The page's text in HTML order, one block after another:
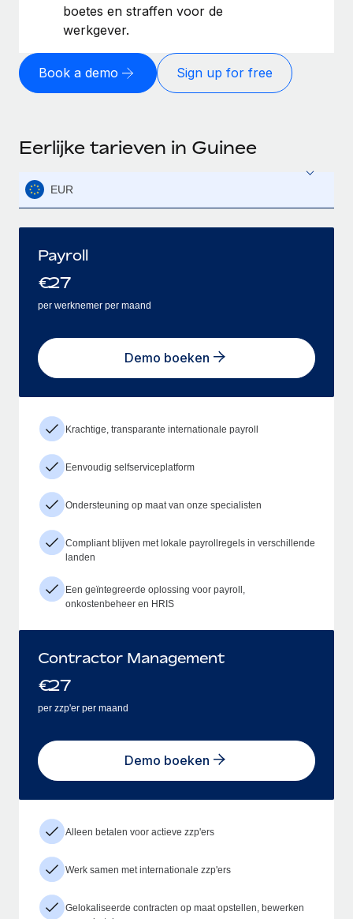
boetes en straffen voor de
werkgever.
Book a demo Sign up for free
Eerlijke tarieven in Guinee
EUR
Payroll
€27
per werknemer per maand
Demo boeken
Krachtige, transparante internationale payroll
Eenvoudig selfserviceplatform
Ondersteuning op maat van onze specialisten
Compliant blijven met lokale payrollregels in verschillende
landen
Een geïntegreerde oplossing voor payroll,
onkostenbeheer en HRIS
Contractor Management
€27
per zzp'er per maand
Demo boeken
Alleen betalen voor actieve zzp'ers
Werk samen met internationale zzp'ers
Gelokaliseerde contracten op maat opstellen, bewerken